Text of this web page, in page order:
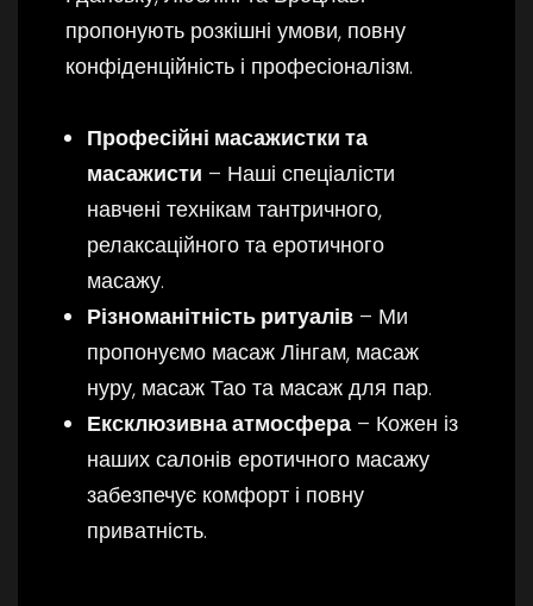
пропонують розкішні умови, повну
конфіденційність і професіоналізм.
Професійні масажистки та
масажисти – Наші спеціалісти
навчені технікам тантричного,
релаксаційного та еротичного
масажу.
Різноманітність ритуалів – Ми
пропонуємо масаж Лінгам, масаж
нуру, масаж Тао та масаж для пар.
Ексклюзивна атмосфера – Кожен із
наших салонів еротичного масажу
забезпечує комфорт і повну
приватність.